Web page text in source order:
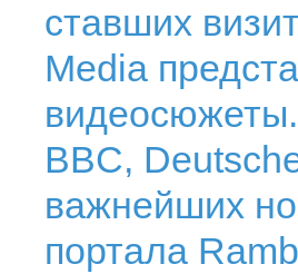
ставших
Media
BBC,
важнейших
портала